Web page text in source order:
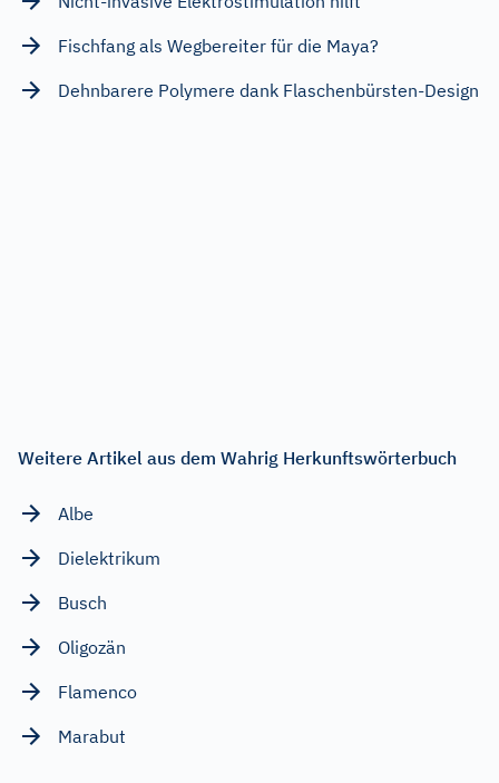
Fischfang als Wegbereiter für die Maya?
Dehnbarere Polymere dank Flaschenbürsten-Design
Weitere Artikel aus dem Wahrig Herkunftswörterbuch
Albe
Dielektrikum
Busch
Oligozän
Flamenco
Marabut